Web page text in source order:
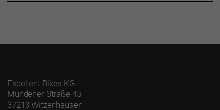
Excellent Bikes KG
Mündener Straße 45
37213 Witzenhausen